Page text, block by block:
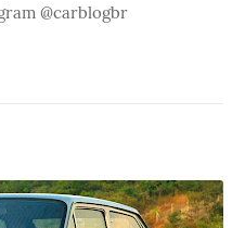
@carblogbr